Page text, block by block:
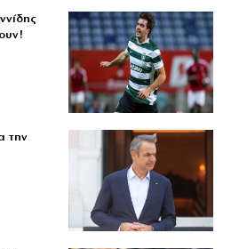
την